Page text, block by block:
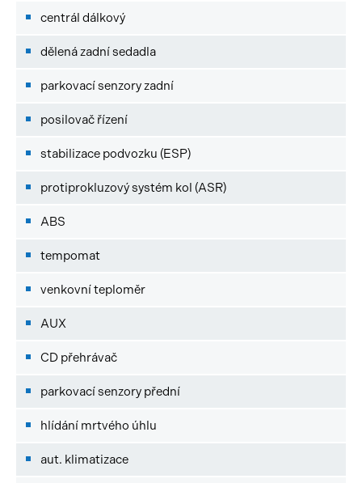
centrál dálkový
dělená zadní sedadla
parkovací senzory zadní
posilovač řízení
stabilizace podvozku (ESP)
protiprokluzový systém kol (ASR)
ABS
tempomat
venkovní teploměr
AUX
CD přehrávač
parkovací senzory přední
hlídání mrtvého úhlu
aut. klimatizace